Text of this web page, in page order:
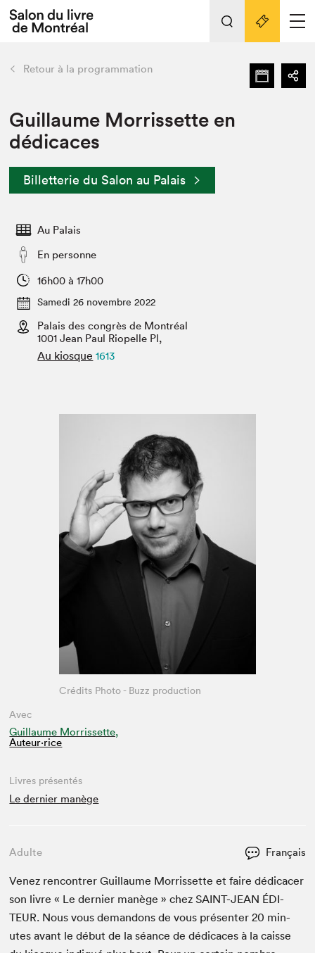
Espace médias
Espace exposant⋅e⋅s
Espace enseignant·e·s
Espace pro
Tout sur l'édition 2022
Actualités
Vidéos et Balados
retour Nos activités
Édition 2022
Planifier sa visite
Nous connaître
Projets partenaires 2022
Archives
Liens pratiques
Retour à la programmation
Guillaume Morrissette en
dédicaces
Billetterie du Salon au Palais
Au Palais
En personne
16h00 à 17h00
Samedi 26 novembre 2022
Palais des congrès de Montréal
1001 Jean Paul Riopelle Pl,
Au kiosque 1613
Avec
Guillaume Morrissette,
Auteur·rice
Crédits Photo - Buzz production
Livres présentés
Le dernier manège
Adulte Français
Venez ren­con­tr­er Guil­laume Mor­ris­sette et faire dédi­cac­er
son livre « Le dernier manège » chezSAINT-JEAN ÉDI­
TEUR. Nous vous deman­dons de vous présen­ter20 min­
utes avant le début de la séance de dédi­caces à la caisse